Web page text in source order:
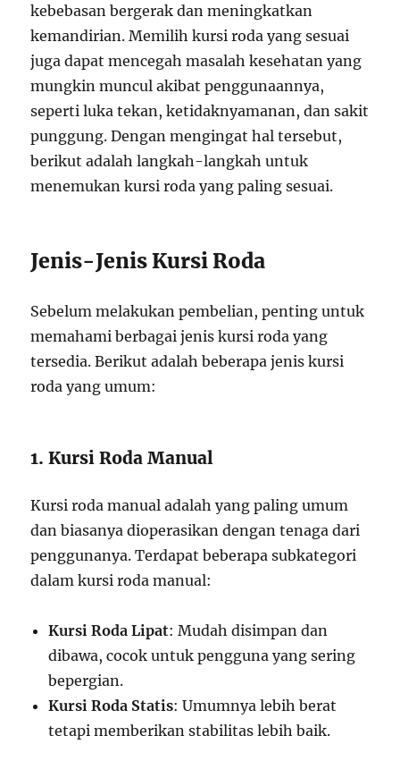
kebebasan bergerak dan meningkatkan
kemandirian. Memilih kursi roda yang sesuai
juga dapat mencegah masalah kesehatan yang
mungkin muncul akibat penggunaannya,
seperti luka tekan, ketidaknyamanan, dan sakit
punggung. Dengan mengingat hal tersebut,
berikut adalah langkah-langkah untuk
menemukan kursi roda yang paling sesuai.
Jenis-Jenis Kursi Roda
Sebelum melakukan pembelian, penting untuk
memahami berbagai jenis kursi roda yang
tersedia. Berikut adalah beberapa jenis kursi
roda yang umum:
1. Kursi Roda Manual
Kursi roda manual adalah yang paling umum
dan biasanya dioperasikan dengan tenaga dari
penggunanya. Terdapat beberapa subkategori
dalam kursi roda manual:
Kursi Roda Lipat: Mudah disimpan dan
dibawa, cocok untuk pengguna yang sering
bepergian.
Kursi Roda Statis: Umumnya lebih berat
tetapi memberikan stabilitas lebih baik.